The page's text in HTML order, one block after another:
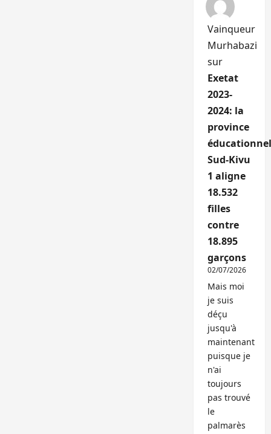
Vainqueur
Murhabazi
sur
Exetat
2023-
2024: la
province
Sud-Kivu
1 aligne
18.532
filles
contre
18.895
garçons
02/07/2026
Mais moi
je suis
déçu
jusqu'à
maintenant
puisque je
n'ai
toujours
pas trouvé
le
palmarès